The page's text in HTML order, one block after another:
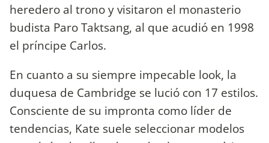
heredero al trono y visitaron el monasterio
budista Paro Taktsang, al que acudió en 1998
el príncipe Carlos.
En cuanto a su siempre impecable look, la
duquesa de Cambridge se lució con 17 estilos.
Consciente de su impronta como líder de
tendencias, Kate suele seleccionar modelos